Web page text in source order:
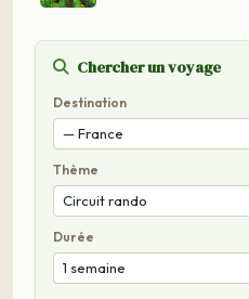
Chercher un voyage
Destination
Thème
Durée